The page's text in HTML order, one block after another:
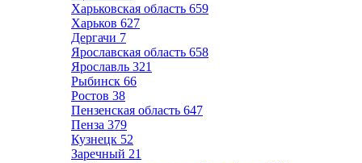
Харьковская область 659
Харьков 627
Дергачи 7
Ярославская область 658
Ярославль 321
Рыбинск 66
Ростов 38
Пензенская область 647
Пенза 379
Кузнецк 52
Заречный 21